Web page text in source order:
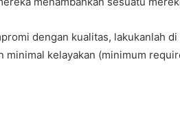
dengan kualitas, lakukanlah
minimal kelayakan (minimum